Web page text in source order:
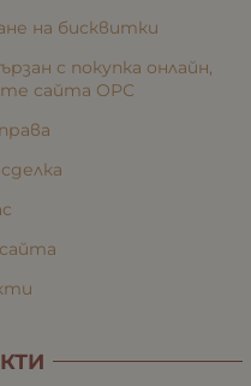
на бисквитки
с покупка онлайн,
сайта ОРС